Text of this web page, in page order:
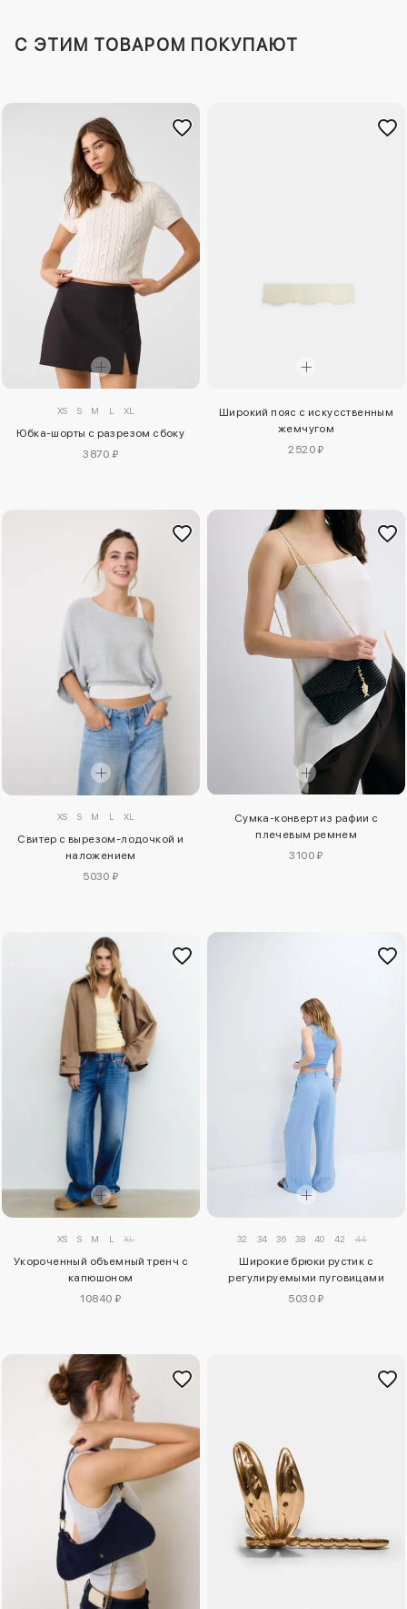
C ЭТИМ ТОВАРОМ ПОКУПАЮТ
XS S M L XL
Юбка-шорты с разрезом сбоку
3870 ₽
Широкий пояс с искусственным
жемчугом
2520 ₽
XS S M L XL
Свитер с вырезом-лодочкой и
наложением
5030 ₽
Сумка-конверт из рафии с
плечевым ремнем
3100 ₽
XS S M L XL
Укороченный объемный тренч с
капюшоном
10840 ₽
32 34 36 38 40 42 44
Широкие брюки рустик с
регулируемыми пуговицами
5030 ₽